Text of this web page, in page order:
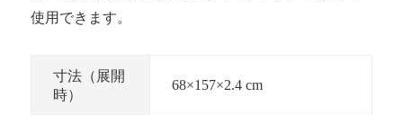
使用できます。
寸法（展開
時）
68×157×2.4 cm